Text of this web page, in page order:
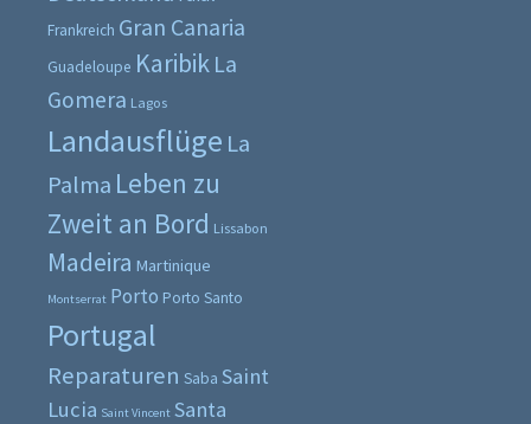
Frankreich Gran Canaria
Guadeloupe Karibik La
Gomera Lagos
Landausflüge La
Palma Leben zu
Zweit an Bord Lissabon
Madeira Martinique
Montserrat Porto Porto Santo
Portugal
Reparaturen Saba Saint
Lucia Saint Vincent Santa